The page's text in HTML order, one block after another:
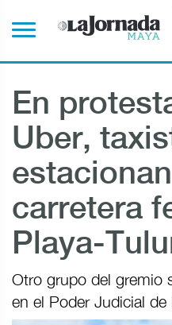
En
Uber,
carretera
Playa-
Otro grupo del gremio
en el Poder Judicial de